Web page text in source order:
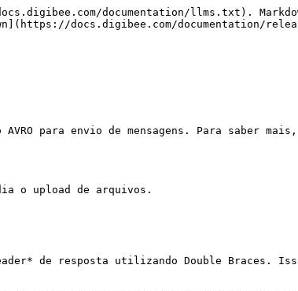
documentation/llms.txt).
docs.digibee.com/documentation/
para envio de mensagens. Para saber
o upload de arquivos.
de resposta utilizando Double Braces.